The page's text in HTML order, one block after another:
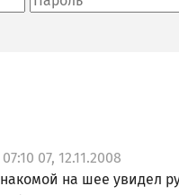
07, 12.11.2008
на шее увидел